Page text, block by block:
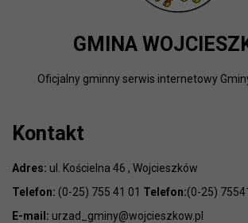
GMINA
Oficjalny gminny serwis internetowy
Kontakt
Adres: ul. Kościelna 46 , Wojcieszków
Telefon: (0-25) 755 41 01 Telefon:(0-25)
E-mail: urzad_gminy@wojcieszkow.pl